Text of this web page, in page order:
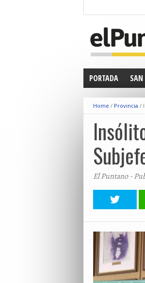
PORTADA
Home / Provincia /
El Puntano -